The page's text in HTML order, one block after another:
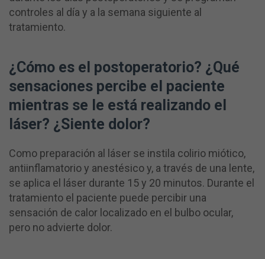
controles al día y a la semana siguiente al
tratamiento.
¿Cómo es el postoperatorio? ¿Qué
sensaciones percibe el paciente
mientras se le está realizando el
láser? ¿Siente dolor?
Como preparación al láser se instila colirio miótico,
antiinflamatorio y anestésico y, a través de una lente,
se aplica el láser durante 15 y 20 minutos. Durante el
tratamiento el paciente puede percibir una
sensación de calor localizado en el bulbo ocular,
pero no advierte dolor.